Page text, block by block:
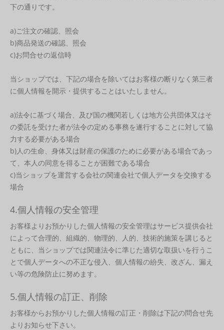
下の通りです。
a)ご注文の確認、照会
b)商品発送の確認、照会
c)お問合せの返信時
当ショップでは、下記の場合を除いてはお客様の断りなく第三者
に個人情報を開示・提供することはいたしません。
a)法令に基づく場合、及び国の機関若しくは地方公共団体又はそ
の委託を受けた者が法令の定める事務を遂行することに対して協
力する必要がある場合
b)人の生命、身体又は財産の保護のために必要がある場合であっ
て、本人の同意を得ることが困難である場合
c)当ショップを運営する会社の関連会社で個人データを交換する
場合
4.個人情報の安全管理
お客様よりお預かりした個人情報の安全管理はサービス提供会社
によって合理的、組織的、物理的、人的、技術的施策を講じると
ともに、当ショップでは関連法令に準じた適切な取扱いを行うこ
とで個人データへの不正な侵入、個人情報の紛失、改ざん、漏え
い等の危険防止に努めます。
5.個人情報の訂正、削除
お客様からお預かりした個人情報の訂正・削除は下記の問合せ先
よりお知らせ下さい。